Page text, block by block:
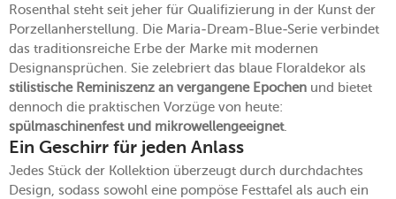
Rosenthal steht seit jeher für Qualifizierung in der Kunst der
Porzellanherstellung. Die Maria-Dream-Blue-Serie verbindet
das traditionsreiche Erbe der Marke mit modernen
Designansprüchen. Sie zelebriert das blaue Floraldekor als
stilistische Reminiszenz an vergangene Epochen und bietet
dennoch die praktischen Vorzüge von heute:
spülmaschinenfest und mikrowellengeeignet.
Ein Geschirr für jeden Anlass
Jedes Stück der Kollektion überzeugt durch durchdachtes
Design, sodass sowohl eine pompöse Festtafel als auch ein